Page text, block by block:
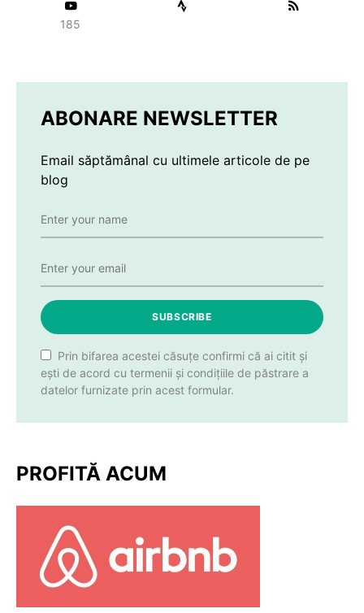
185
ABONARE NEWSLETTER
Email săptămânal cu ultimele articole de pe
blog
SUBSCRIBE
Prin bifarea acestei căsuțe confirmi că ai citit și
ești de acord cu termenii și condițiile de păstrare a
datelor furnizate prin acest formular.
PROFITĂ ACUM